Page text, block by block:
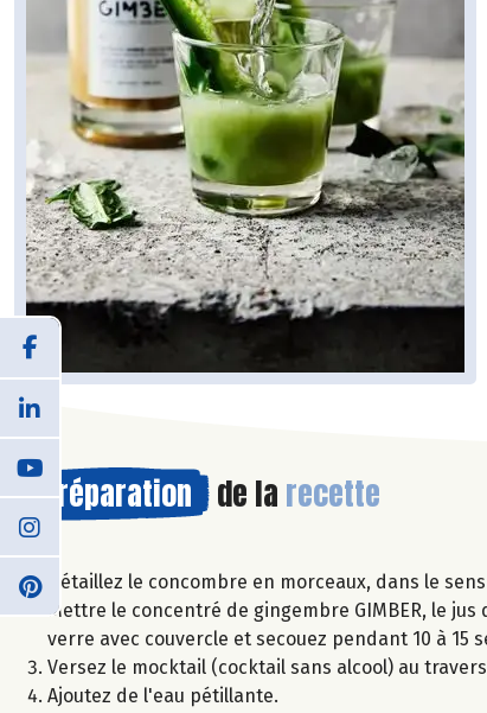
Préparation de la recette
Détaillez le concombre en morceaux, dans le
Mettre le concentré de gingembre GIMBER, le
verre avec couvercle et secouez pendant 10 à 15
Versez le mocktail (cocktail sans alcool) au
Ajoutez de l'eau pétillante.